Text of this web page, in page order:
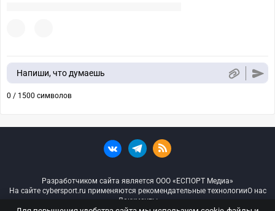
Напиши, что думаешь
0 / 1500 символов
Разработчиком сайта является ООО «ЕСПОРТ Медиа»
На сайте cybersport.ru применяются рекомендательные технологииО нас
Документы